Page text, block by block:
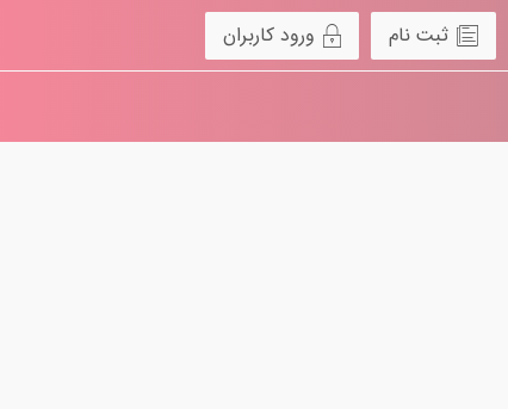
ورود کاربران ثبت نام